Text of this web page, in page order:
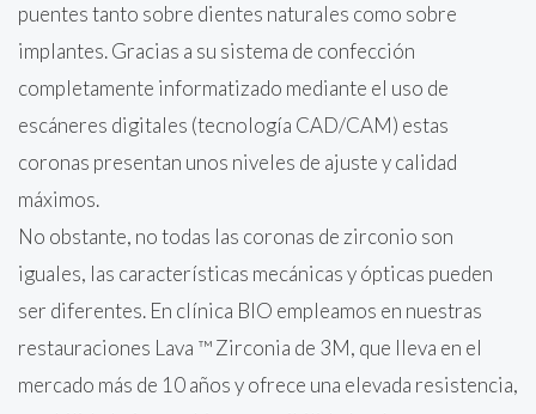
puentes tanto sobre dientes naturales como sobre
implantes. Gracias a su sistema de confección
completamente informatizado mediante el uso de
escáneres digitales (tecnología CAD/CAM) estas
coronas presentan unos niveles de ajuste y calidad
máximos.
No obstante, no todas las coronas de zirconio son
iguales, las características mecánicas y ópticas pueden
ser diferentes. En clínica BIO empleamos en nuestras
restauraciones Lava ™ Zirconia de 3M, que lleva en el
mercado más de 10 años y ofrece una elevada resistencia,